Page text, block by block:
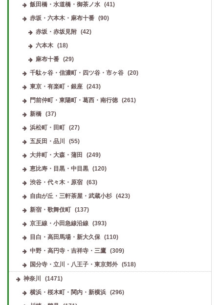
飯田橋・水道橋・御茶ノ水
(41)
赤坂・六本木・麻布十番
(90)
赤坂・赤坂見附 (42)
六本木 (18)
麻布十番 (29)
千駄ヶ谷・信濃町・四ツ谷・市ヶ谷
(20)
東京・有楽町・銀座
(243)
門前仲町・東陽町・葛西・南行徳
(261)
新橋
(37)
浜松町・田町
(27)
五反田・品川
(55)
大井町・大森・蒲田
(249)
恵比寿・目黒・中目黒
(120)
渋谷・代々木・原宿
(63)
自由が丘・三軒茶屋・武蔵小杉
(423)
新宿・歌舞伎町
(137)
京王線・小田急線沿線
(393)
目白・高田馬場・新大久保
(110)
中野・高円寺・吉祥寺・三鷹
(309)
国分寺・立川・八王子・東京郊外
(518)
神奈川
(1471)
横浜・桜木町・関内・新横浜
(296)